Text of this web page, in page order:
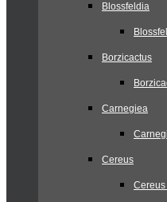
Blossfeldia
Borzicactus
Carnegiea
Cereus